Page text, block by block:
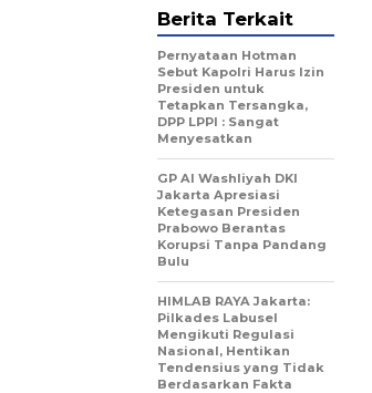
Berita Terkait
Pernyataan Hotman
Sebut Kapolri Harus Izin
Presiden untuk
Tetapkan Tersangka,
DPP LPPI : Sangat
Menyesatkan
GP Al Washliyah DKI
Jakarta Apresiasi
Ketegasan Presiden
Prabowo Berantas
Korupsi Tanpa Pandang
Bulu
HIMLAB RAYA Jakarta:
Pilkades Labusel
Mengikuti Regulasi
Nasional, Hentikan
Tendensius yang Tidak
Berdasarkan Fakta